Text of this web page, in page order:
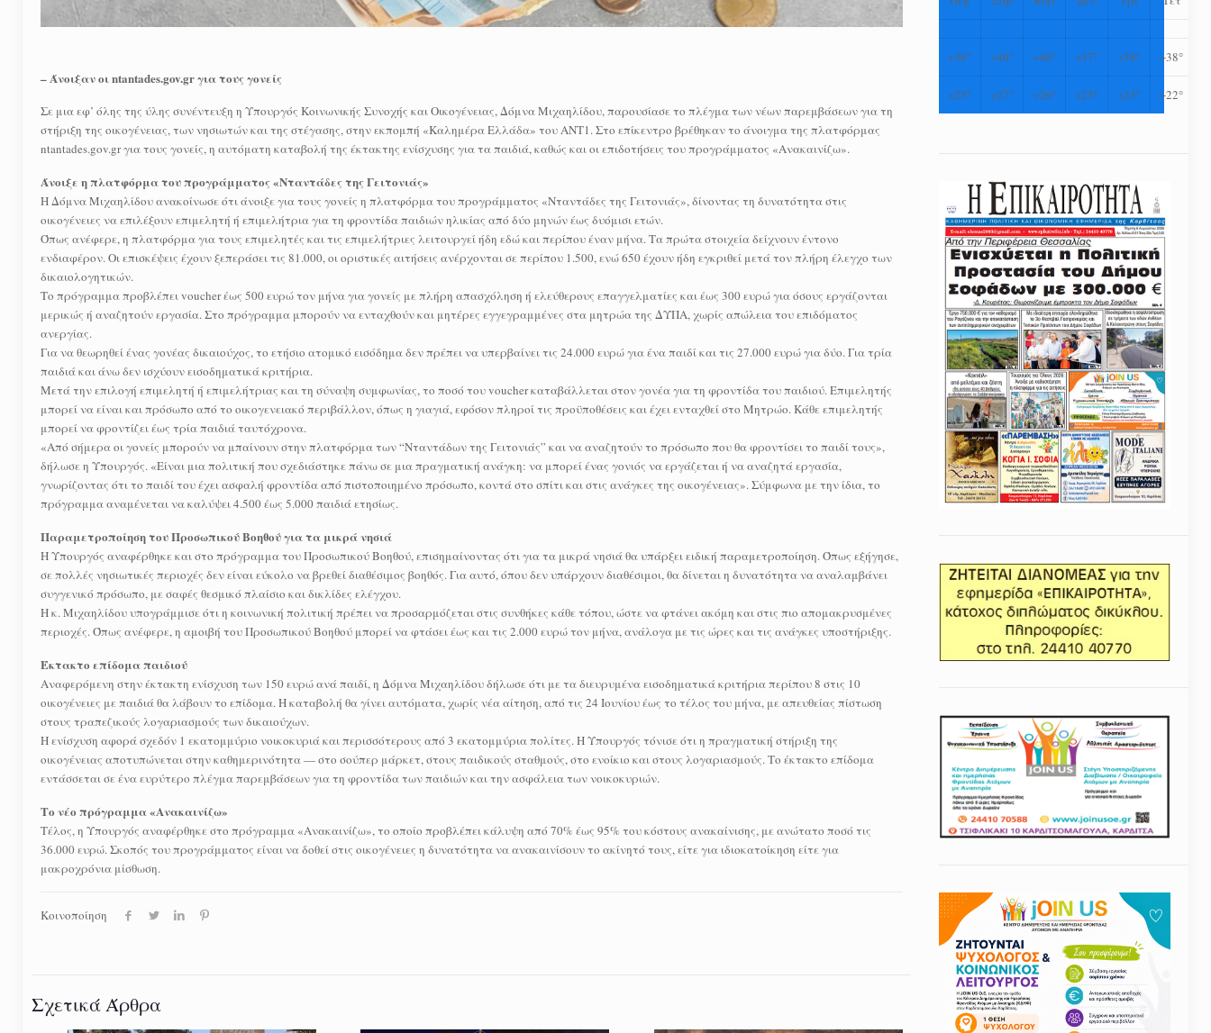
– Άνοιξαν οι ntantades.gov.gr για τους γονείς
Σε μια εφ’ όλης της ύλης συνέντευξη η Υπουργός Κοινωνικής Συνοχής και Οικογένειας, Δόμνα Μιχαηλίδου, παρουσίασε το πλέγμα των νέων παρεμβάσεων για τη
στήριξη της οικογένειας, των νησιωτών και της στέγασης, στην εκπομπή «Καλημέρα Ελλάδα» του ΑΝΤ1. Στο επίκεντρο βρέθηκαν το άνοιγμα της πλατφόρμας
ntantades.gov.gr για τους γονείς, η αυτόματη καταβολή της έκτακτης ενίσχυσης για τα παιδιά, καθώς και οι επιδοτήσεις του προγράμματος «Ανακαινίζω».
Άνοιξε η πλατφόρμα του προγράμματος «Νταντάδες της Γειτονιάς»
Η Δόμνα Μιχαηλίδου ανακοίνωσε ότι άνοιξε για τους γονείς η πλατφόρμα του προγράμματος «Νταντάδες της Γειτονιάς», δίνοντας τη δυνατότητα στις
οικογένειες να επιλέξουν επιμελητή ή επιμελήτρια για τη φροντίδα παιδιών ηλικίας από δύο μηνών έως δυόμισι ετών.
Όπως ανέφερε, η πλατφόρμα για τους επιμελητές και τις επιμελήτριες λειτουργεί ήδη εδώ και περίπου έναν μήνα. Τα πρώτα στοιχεία δείχνουν έντονο
ενδιαφέρον. Οι επισκέψεις έχουν ξεπεράσει τις 81.000, οι οριστικές αιτήσεις ανέρχονται σε περίπου 1.500, ενώ 650 έχουν ήδη εγκριθεί μετά τον πλήρη έλεγχο των
δικαιολογητικών.
Το πρόγραμμα προβλέπει voucher έως 500 ευρώ τον μήνα για γονείς με πλήρη απασχόληση ή ελεύθερους επαγγελματίες και έως 300 ευρώ για όσους εργάζονται
μερικώς ή αναζητούν εργασία. Στο πρόγραμμα μπορούν να ενταχθούν και μητέρες εγγεγραμμένες στα μητρώα της ΔΥΠΑ, χωρίς απώλεια του επιδόματος
ανεργίας.
Για να θεωρηθεί ένας γονέας δικαιούχος, το ετήσιο ατομικό εισόδημα δεν πρέπει να υπερβαίνει τις 24.000 ευρώ για ένα παιδί και τις 27.000 ευρώ για δύο. Για τρία
παιδιά και άνω δεν ισχύουν εισοδηματικά κριτήρια.
Μετά την επιλογή επιμελητή ή επιμελήτριας και τη σύναψη συμφωνίας, το ποσό του voucher καταβάλλεται στον γονέα για τη φροντίδα του παιδιού. Επιμελητής
μπορεί να είναι και πρόσωπο από το οικογενειακό περιβάλλον, όπως η γιαγιά, εφόσον πληροί τις προϋποθέσεις και έχει ενταχθεί στο Μητρώο. Κάθε επιμελητής
μπορεί να φροντίζει έως τρία παιδιά ταυτόχρονα.
«Από σήμερα οι γονείς μπορούν να μπαίνουν στην πλατφόρμα των “Νταντάδων της Γειτονιάς” και να αναζητούν το πρόσωπο που θα φροντίσει το παιδί τους»,
δήλωσε η Υπουργός. «Είναι μια πολιτική που σχεδιάστηκε πάνω σε μια πραγματική ανάγκη: να μπορεί ένας γονιός να εργάζεται ή να αναζητά εργασία,
γνωρίζοντας ότι το παιδί του έχει ασφαλή φροντίδα από πιστοποιημένο πρόσωπο, κοντά στο σπίτι και στις ανάγκες της οικογένειας». Σύμφωνα με την ίδια, το
πρόγραμμα αναμένεται να καλύψει 4.500 έως 5.000 παιδιά ετησίως.
Παραμετροποίηση του Προσωπικού Βοηθού για τα μικρά νησιά
Η Υπουργός αναφέρθηκε και στο πρόγραμμα του Προσωπικού Βοηθού, επισημαίνοντας ότι για τα μικρά νησιά θα υπάρξει ειδική παραμετροποίηση. Όπως εξήγησε,
σε πολλές νησιωτικές περιοχές δεν είναι εύκολο να βρεθεί διαθέσιμος βοηθός. Για αυτό, όπου δεν υπάρχουν διαθέσιμοι, θα δίνεται η δυνατότητα να αναλαμβάνει
συγγενικό πρόσωπο, με σαφές θεσμικό πλαίσιο και δικλίδες ελέγχου.
Η κ. Μιχαηλίδου υπογράμμισε ότι η κοινωνική πολιτική πρέπει να προσαρμόζεται στις συνθήκες κάθε τόπου, ώστε να φτάνει ακόμη και στις πιο απομακρυσμένες
περιοχές. Όπως ανέφερε, η αμοιβή του Προσωπικού Βοηθού μπορεί να φτάσει έως και τις 2.000 ευρώ τον μήνα, ανάλογα με τις ώρες και τις ανάγκες υποστήριξης.
Έκτακτο επίδομα παιδιού
Αναφερόμενη στην έκτακτη ενίσχυση των 150 ευρώ ανά παιδί, η Δόμνα Μιχαηλίδου δήλωσε ότι με τα διευρυμένα εισοδηματικά κριτήρια περίπου 8 στις 10
οικογένειες με παιδιά θα λάβουν το επίδομα. Η καταβολή θα γίνει αυτόματα, χωρίς νέα αίτηση, από τις 24 Ιουνίου έως το τέλος του μήνα, με απευθείας πίστωση
στους τραπεζικούς λογαριασμούς των δικαιούχων.
Η ενίσχυση αφορά σχεδόν 1 εκατομμύριο νοικοκυριά και περισσότερους από 3 εκατομμύρια πολίτες. Η Υπουργός τόνισε ότι η πραγματική στήριξη της
οικογένειας αποτυπώνεται στην καθημερινότητα — στο σούπερ μάρκετ, στους παιδικούς σταθμούς, στο ενοίκιο και στους λογαριασμούς. Το έκτακτο επίδομα
εντάσσεται σε ένα ευρύτερο πλέγμα παρεμβάσεων για τη φροντίδα των παιδιών και την ασφάλεια των νοικοκυριών.
Το νέο πρόγραμμα «Ανακαινίζω»
Τέλος, η Υπουργός αναφέρθηκε στο πρόγραμμα «Ανακαινίζω», το οποίο προβλέπει κάλυψη από 70% έως 95% του κόστους ανακαίνισης, με ανώτατο ποσό τις
36.000 ευρώ. Σκοπός του προγράμματος είναι να δοθεί στις οικογένειες η δυνατότητα να ανακαινίσουν το ακίνητό τους, είτε για ιδιοκατοίκηση είτε για
μακροχρόνια μίσθωση.
Κοινοποίηση
Σχετικά Άρθρα
+36° +40° +40° +37° +38° +38°
+25° +27° +26° +25° +23° +22°